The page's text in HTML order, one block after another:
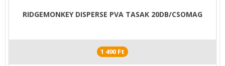
RIDGEMONKEY DISPERSE PVA TASAK 20DB/CSOMAG
1 490 Ft